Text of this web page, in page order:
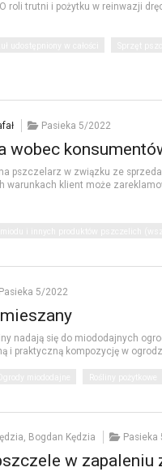
roli trutni i pożytku w reinwazji
Pasieka 5/2022
wobec
pszczelarz w związku ze
warunkach klient może
Pasieka 5/2022
nadają się do miododajnych
i praktyczną kompozycję w
Bogdan Kędzia Pasieka
w zapaleniu